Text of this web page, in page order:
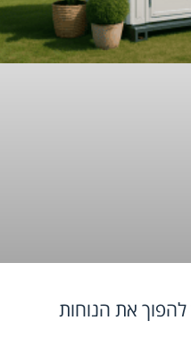
להפוך את הנוחות